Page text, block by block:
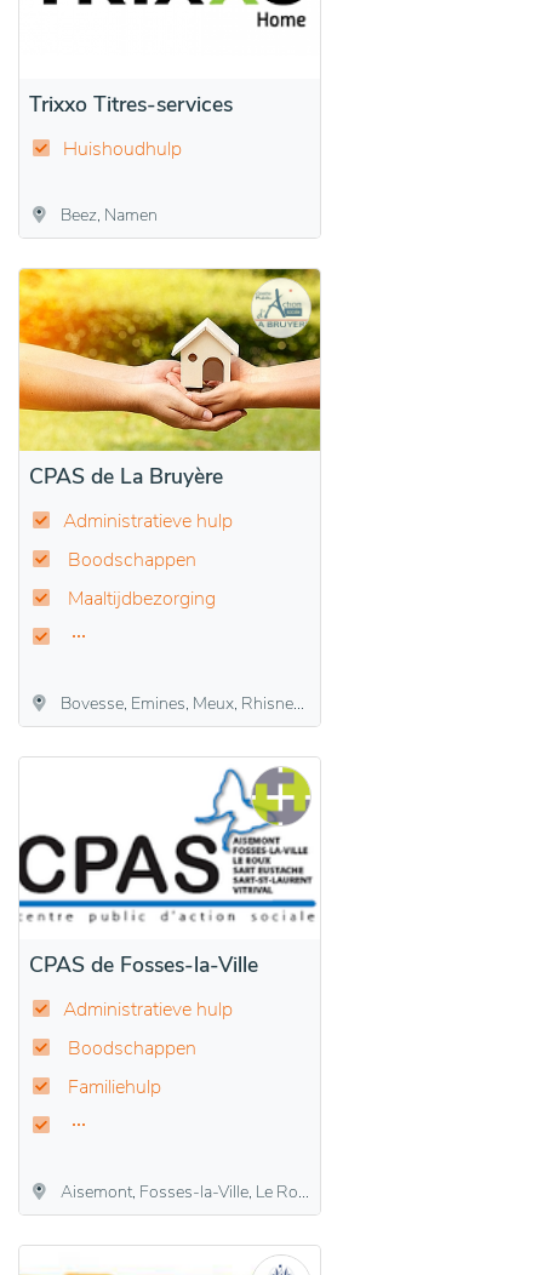
Trixxo Titres-services
Huishoudhulp
Beez, Namen
CPAS de La Bruyère
Administratieve hulp
Boodschappen
Maaltijdbezorging
Bovesse, Emines, Meux, Rhisnes, Saint-Denis-Bovesse, Villers-lez-Heest, Warisoulx
CPAS de Fosses-la-Ville
Administratieve hulp
Boodschappen
Familiehulp
Aisemont, Fosses-la-Ville, Le Roux, Sart-Eustache, Sart-Saint-Laurent, Vitrival